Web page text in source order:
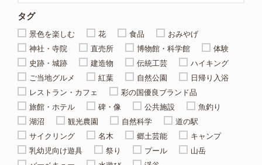
タグ
景色を楽しむ 花 食品
おみやげ
神社・寺院
直売所 博物館・科学館
体験
史跡・城跡
建造物 伝統工芸
ハイキング
ご当地グルメ
紅葉 自然公園
日帰り入浴
レストラン・カフェ
彩の国優良ブランド品
旅館・ホテル
碑・像 公共施設
魚釣り
湖沼
観光農園 自然科学
道の駅
サイクリング
名木 郷土芸能
キャンプ
乳幼児向け遊具
祭り プール
山岳